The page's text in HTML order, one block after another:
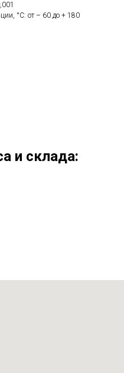
°C: от – 60 до + 180
и склада: